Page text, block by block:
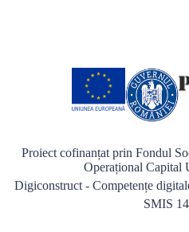
Proiect cofinanțat prin Fondul
Operațional Capital
Digiconstruct - Competențe
SMIS